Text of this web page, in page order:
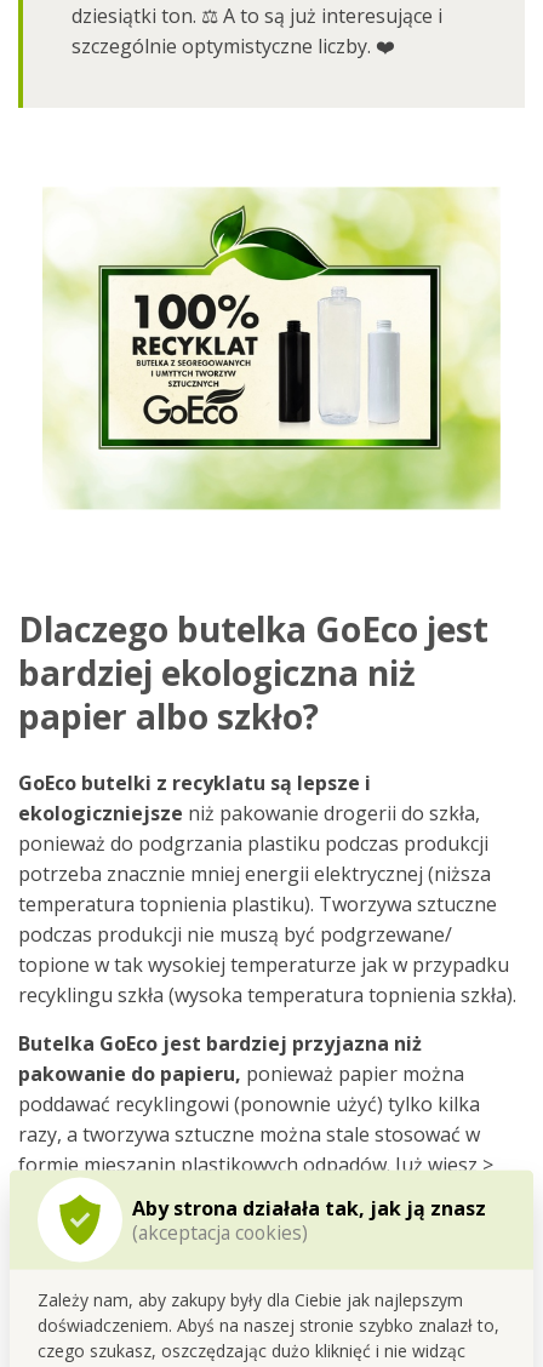
Aby strona działała tak, jak ją znasz
(akceptacja cookies)
Zależy nam, aby zakupy były dla Ciebie jak najlepszym
doświadczeniem. Abyś na naszej stronie szybko znalazł to,
czego szukasz, oszczędzając dużo kliknięć i nie widząc
dziesiątki ton. ⚖️ A to są już interesujące i
szczególnie optymistyczne liczby. ❤️
Dlaczego butelka GoEco jest
bardziej ekologiczna niż
papier albo szkło?
GoEco butelki z recyklatu są lepsze i
ekologiczniejsze niż pakowanie drogerii do szkła,
ponieważ do podgrzania plastiku podczas produkcji
potrzeba znacznie mniej energii elektrycznej (niższa
temperatura topnienia plastiku). Tworzywa sztuczne
podczas produkcji nie muszą być podgrzewane/
topione w tak wysokiej temperaturze jak w przypadku
recyklingu szkła (wysoka temperatura topnienia szkła).
Butelka GoEco jest bardziej przyjazna niż
pakowanie do papieru, ponieważ papier można
poddawać recyklingowi (ponownie użyć) tylko kilka
razy, a tworzywa sztuczne można stale stosować w
formie mieszanin plastikowych odpadów. Już wiesz >
„obiegowa gospodarka” z tworzywami sztucznymi.